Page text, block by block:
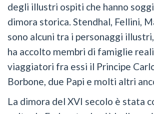
degli illustri ospiti che hanno
dimora storica. Stendhal, Fellini,
sono alcuni tra i personaggi
ha accolto membri di famiglie
viaggiatori fra essi il Principe
Borbone, due Papi e molti altri
​La dimora del XVI secolo è stata